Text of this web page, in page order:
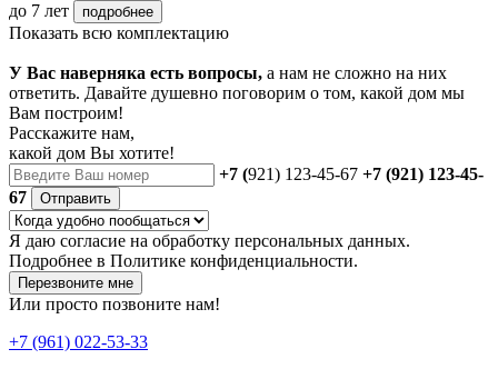
до 7 лет
подробнее
Показать всю комплектацию
У Вас наверняка есть вопросы, а нам не сложно на них
ответить. Давайте душевно поговорим о том, какой дом мы
Вам построим!
Расскажите нам,
какой дом Вы хотите!
+7 (921) 123-45-67 +7 (921) 123-45-
67
Отправить
Я даю согласие на обработку персональных данных.
Подробнее в Политике конфиденциальности.
Перезвоните мне
Или просто позвоните нам!
+7 (961) 022-53-33